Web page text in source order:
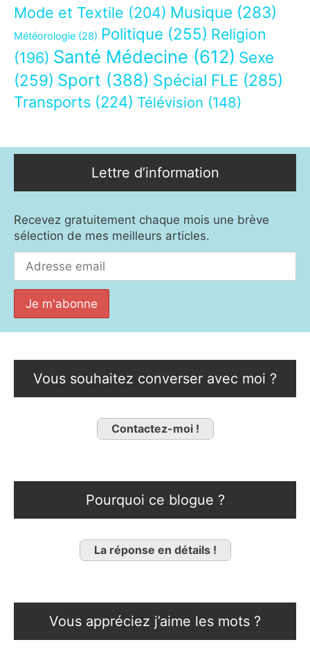
Mode et Textile (204) Musique (283)
Météorologie (28) Politique (255) Religion
(196) Santé Médecine (612) Sexe
(259) Sport (388) Spécial FLE (285)
Transports (224) Télévision (148)
Lettre d’information
Recevez gratuitement chaque mois une brève
sélection de mes meilleurs articles.
Vous souhaitez converser avec moi ?
Contactez-moi !
Pourquoi ce blogue ?
La réponse en détails !
Vous appréciez j’aime les mots ?